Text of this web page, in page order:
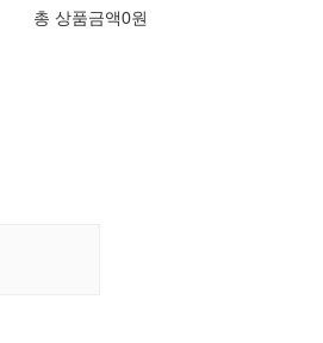
총 상품금액0원